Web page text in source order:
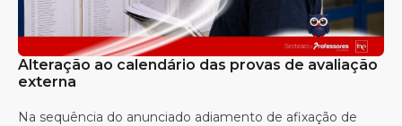
Alteração ao calendário das provas de avaliação
externa
Na sequência do anunciado adiamento de afixação de